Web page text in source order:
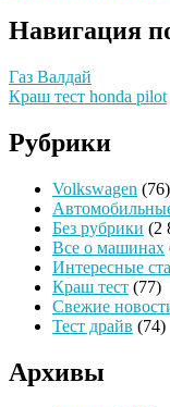
Навигация
Газ Валдай
Краш тест honda pilot
Рубрики
Volkswagen (76)
Без рубрики (2
Все о машинах
Интересные
Краш тест (77)
Свежие
Тест драйв (74)
Архивы